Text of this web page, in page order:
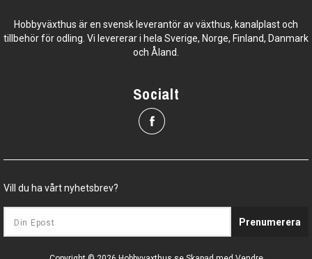
Hobbyväxthus är en svensk leverantör av växthus, kanalplast och
tillbehör för odling. Vi levererar i hela Sverige, Norge, Finland, Danmark
och Åland.
Socialt
Vill du ha vårt nyhetsbrev?
Prenumerera